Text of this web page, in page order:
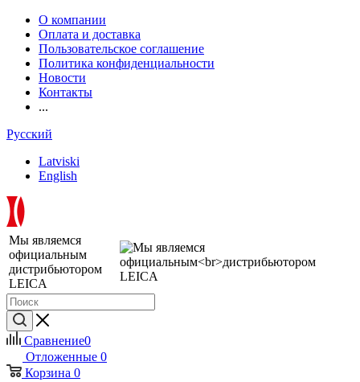
О компании
Оплата и доставка
Пользовательское соглашение
Политика конфиденциальности
Новости
Контакты
...
Русский
Latviski
English
Мы являемся
официальным
дистрибьютором
LEICA
Сравнение0
Отложенные 0
Корзина 0